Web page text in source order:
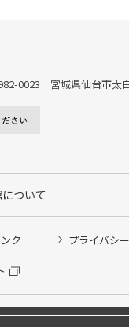
0023 宮城県仙台市太
ついて
ク プライバシ
換/その他ピット作業の予
き替えを希望のクローク
約会員の方はご利用いた